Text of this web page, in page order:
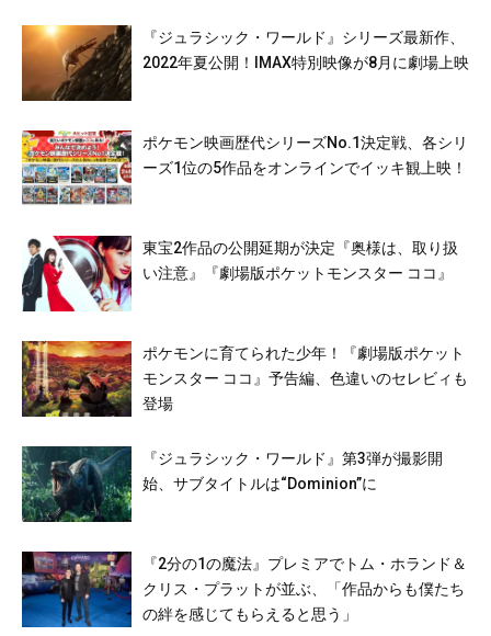
『ジュラシック・ワールド』シリーズ最新作、
2022年夏公開！IMAX特別映像が8月に劇場上映
ポケモン映画歴代シリーズNo.1決定戦、各シリ
ーズ1位の5作品をオンラインでイッキ観上映！
東宝2作品の公開延期が決定『奥様は、取り扱
い注意』『劇場版ポケットモンスター ココ』
ポケモンに育てられた少年！『劇場版ポケット
モンスター ココ』予告編、色違いのセレビィも
登場
『ジュラシック・ワールド』第3弾が撮影開
始、サブタイトルは“Dominion”に
『2分の1の魔法』プレミアでトム・ホランド＆
クリス・プラットが並ぶ、「作品からも僕たち
の絆を感じてもらえると思う」